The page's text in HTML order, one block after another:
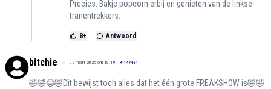
Precies. Bakje popcorn erbij en genieten van de linkse
tranentrekkers.
8+ Antwoord
bitchie 02 maart 2025 om 10:19 + 147491
🤣🤣😂🤣Dit bewijst toch alles dat het één grote FREAKSHOW is🤣🤣